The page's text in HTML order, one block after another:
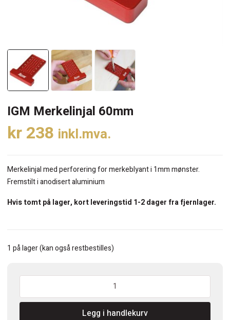
IGM Merkelinjal 60mm
kr238 inkl.mva.
Merkelinjal med perforering for merkeblyant i 1mm mønster.
Fremstilt i anodisert aluminium
Hvis tomt på lager, kort leveringstid 1-2 dager fra fjernlager.
1 på lager (kan også restbestilles)
IGM
60mm
Legg i handlekurv